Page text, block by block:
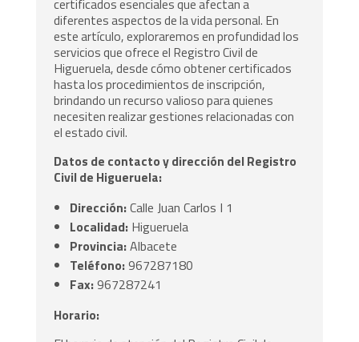
certificados esenciales que afectan a
diferentes aspectos de la vida personal. En
este artículo, exploraremos en profundidad los
servicios que ofrece el Registro Civil de
Higueruela, desde cómo obtener certificados
hasta los procedimientos de inscripción,
brindando un recurso valioso para quienes
necesiten realizar gestiones relacionadas con
el estado civil.
Datos de contacto y dirección del Registro
Civil de Higueruela:
Dirección:Calle Juan Carlos I 1
Localidad: Higueruela
Provincia:Albacete
Teléfono:967287180
Fax:967287241
Horario: